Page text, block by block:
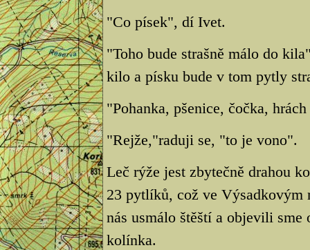
"Co písek", dí Ivet.
"Toho bude strašně málo do
kilo a písku bude v tom pytly
"Pohanka, pšenice, čočka,
"Rejže,"raduji se, "to je vono".
Leč rýže jest zbytečně drahou
23 pytlíků, což ve Výsadkovým
nás usmálo štěští a objevili
kolínka.